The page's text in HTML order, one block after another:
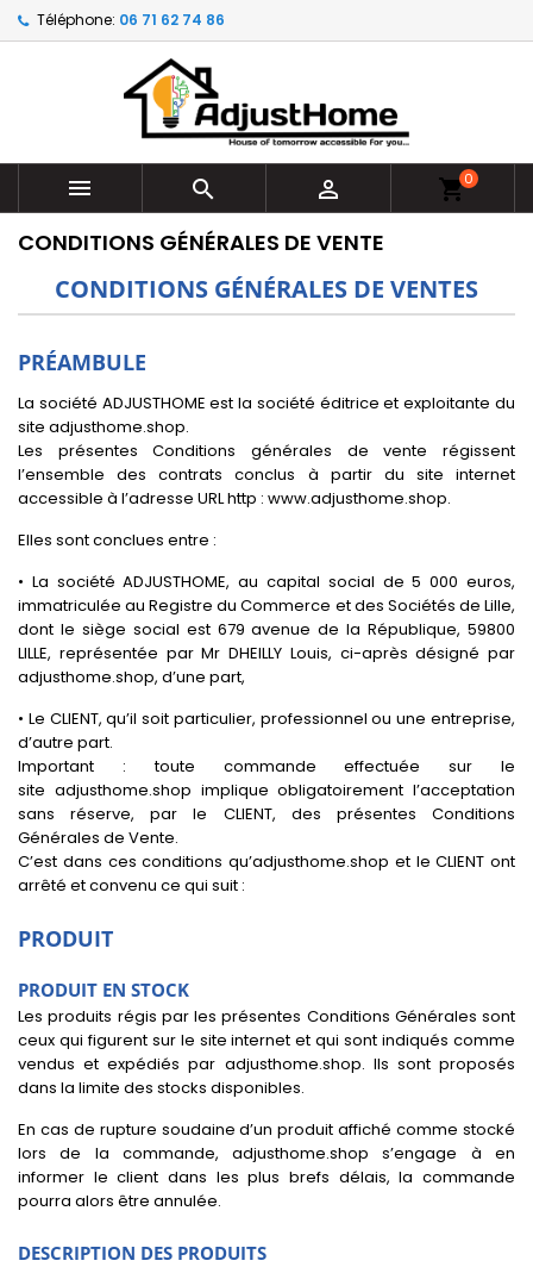
Téléphone: 06 71 62 74 86
   shopping_cart0
CONDITIONS GÉNÉRALES DE VENTE
CONDITIONS GÉNÉRALES DE VENTES
PRÉAMBULE
La société ADJUSTHOME est la société éditrice et exploitante du
site adjusthome.shop.
Les présentes Conditions générales de vente régissent
l’ensemble des contrats conclus à partir du site internet
accessible à l’adresse URL http : www.adjusthome.shop.
Elles sont conclues entre :
• La société ADJUSTHOME, au capital social de 5 000 euros,
immatriculée au Registre du Commerce et des Sociétés de Lille,
dont le siège social est 679 avenue de la République, 59800
LILLE, représentée par Mr DHEILLY Louis, ci-après désigné par
adjusthome.shop, d’une part,
• Le CLIENT, qu’il soit particulier, professionnel ou une entreprise,
d’autre part.
Important : toute commande effectuée sur le
site adjusthome.shop implique obligatoirement l’acceptation
sans réserve, par le CLIENT, des présentes Conditions
Générales de Vente.
C’est dans ces conditions qu’adjusthome.shop et le CLIENT ont
arrêté et convenu ce qui suit :
PRODUIT
PRODUIT EN STOCK
Les produits régis par les présentes Conditions Générales sont
ceux qui figurent sur le site internet et qui sont indiqués comme
vendus et expédiés par adjusthome.shop. Ils sont proposés
dans la limite des stocks disponibles.
En cas de rupture soudaine d’un produit affiché comme stocké
lors de la commande, adjusthome.shop s’engage à en
informer le client dans les plus brefs délais, la commande
pourra alors être annulée.
DESCRIPTION DES PRODUITS